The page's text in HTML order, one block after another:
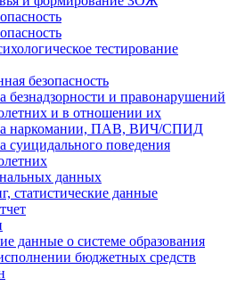
тестирование
безопасность
безнадзорности и правонарушений
и в отношении их
наркомании, ПАВ, ВИЧ/СПИД
суицидального поведения
данных
статистические данные
данные о системе образования
бюджетных средств